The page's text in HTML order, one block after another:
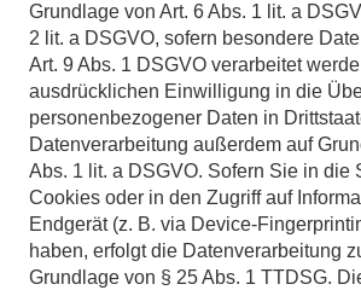
Grundlage von Art. 6 Abs. 1 lit. a
2 lit. a DSGVO, sofern besondere
Art. 9 Abs. 1 DSGVO verarbeitet
ausdrücklichen Einwilligung in die
personenbezogener Daten in
Datenverarbeitung außerdem auf
Abs. 1 lit. a DSGVO. Sofern Sie in die
Cookies oder in den Zugriff auf
Endgerät (z. B. via Device-
haben, erfolgt die Datenverarbeitung
Grundlage von § 25 Abs. 1 TTDSG.